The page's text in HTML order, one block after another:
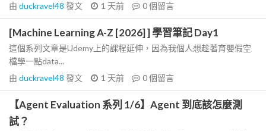
由 duckravel48 發文 1 天前 0個留言
[Machine Learning A-Z [2026] ] 學習筆記 Day1
這個系列文章是Udemy上的課程延伸，因為我個人想趁著育嬰假空
檔學一點data...
由 duckravel48 發文 1 天前 0個留言
【Agent Evaluation 系列 1/6】Agent 到底該怎麼測
試？